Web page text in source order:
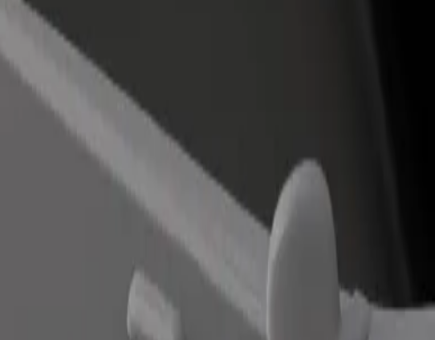
Isla 1 do Gran Vía? Istraži naše usluge i pronađi savršenu za svoje putovanje.
veličine.